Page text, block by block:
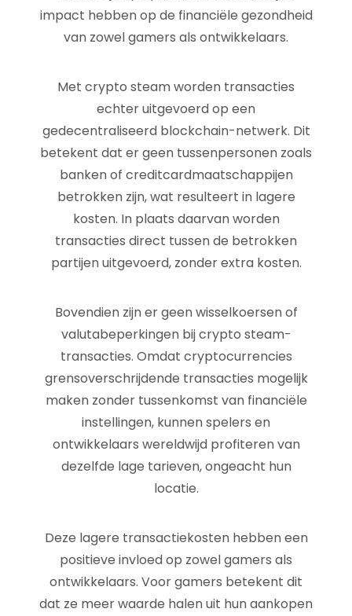
impact hebben op de financiële gezondheid
van zowel gamers als ontwikkelaars.
Met crypto steam worden transacties
echter uitgevoerd op een
gedecentraliseerd blockchain-netwerk. Dit
betekent dat er geen tussenpersonen zoals
banken of creditcardmaatschappijen
betrokken zijn, wat resulteert in lagere
kosten. In plaats daarvan worden
transacties direct tussen de betrokken
partijen uitgevoerd, zonder extra kosten.
Bovendien zijn er geen wisselkoersen of
valutabeperkingen bij crypto steam-
transacties. Omdat cryptocurrencies
grensoverschrijdende transacties mogelijk
maken zonder tussenkomst van financiële
instellingen, kunnen spelers en
ontwikkelaars wereldwijd profiteren van
dezelfde lage tarieven, ongeacht hun
locatie.
Deze lagere transactiekosten hebben een
positieve invloed op zowel gamers als
ontwikkelaars. Voor gamers betekent dit
dat ze meer waarde halen uit hun aankopen